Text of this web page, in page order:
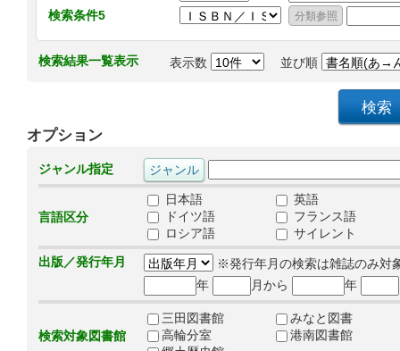
検索条件5
検索結果一覧表示 表示数 並び順
オプション
ジャンル指定
言語区分
日本語
英語
ドイツ語
フランス語
ロシア語
サイレント
出版／発行年月
※発行年月の検索は雑誌のみ対
年
月から 年
検索対象図書館
三田図書館
みなと図書
高輪分室
港南図書館